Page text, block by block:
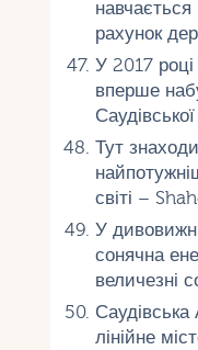
навчається
рахунок
У 2017
вперше
Саудівської
Тут
світі –
У
сонячна
величезні
Саудівська
лінійне